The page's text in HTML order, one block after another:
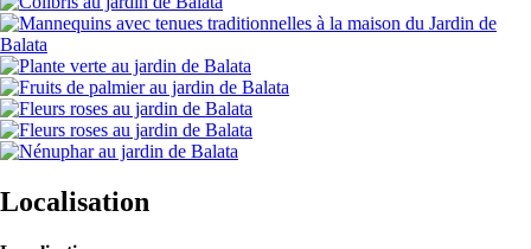
Localisation